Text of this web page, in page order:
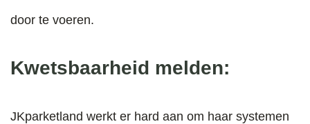
door te voeren.
Kwetsbaarheid melden:
JKparketland werkt er hard aan om haar systemen